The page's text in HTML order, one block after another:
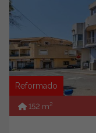
Reformado
152 m2